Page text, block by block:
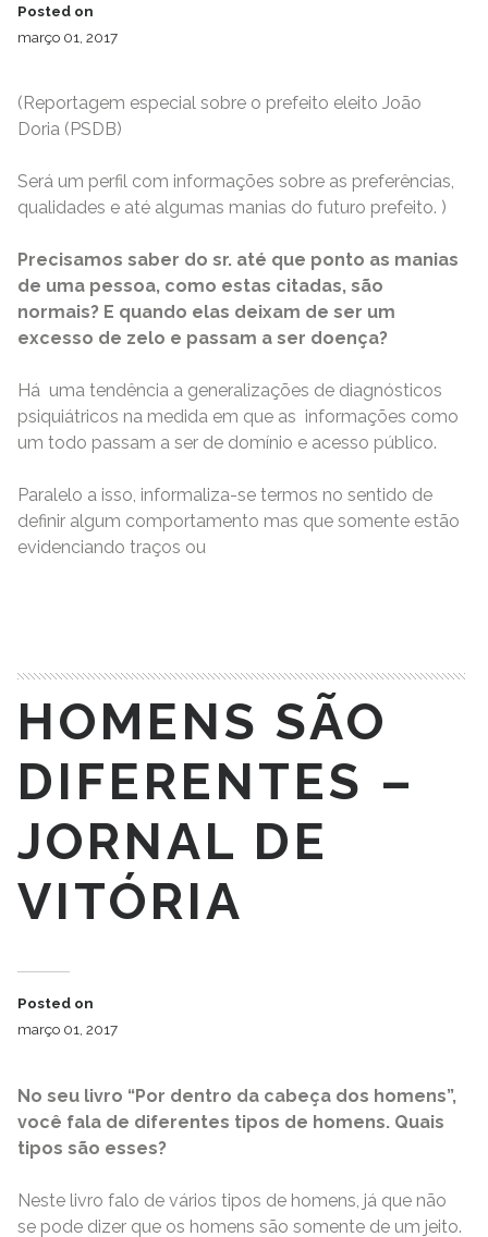
Posted on
março 01, 2017
(Reportagem especial sobre o prefeito eleito João
Doria (PSDB)
Será um perfil com informações sobre as preferências,
qualidades e até algumas manias do futuro prefeito. )
Precisamos saber do sr. até que ponto as manias
de uma pessoa, como estas citadas, são
normais? E quando elas deixam de ser um
excesso de zelo e passam a ser doença?
Há uma tendência a generalizações de diagnósticos
psiquiátricos na medida em que as informações como
um todo passam a ser de domínio e acesso público.
Paralelo a isso, informaliza-se termos no sentido de
definir algum comportamento mas que somente estão
evidenciando traços ou
HOMENS SÃO
DIFERENTES –
JORNAL DE
VITÓRIA
Posted on
março 01, 2017
No seu livro “Por dentro da cabeça dos homens”,
você fala de diferentes tipos de homens. Quais
tipos são esses?
Neste livro falo de vários tipos de homens, já que não
se pode dizer que os homens são somente de um jeito.